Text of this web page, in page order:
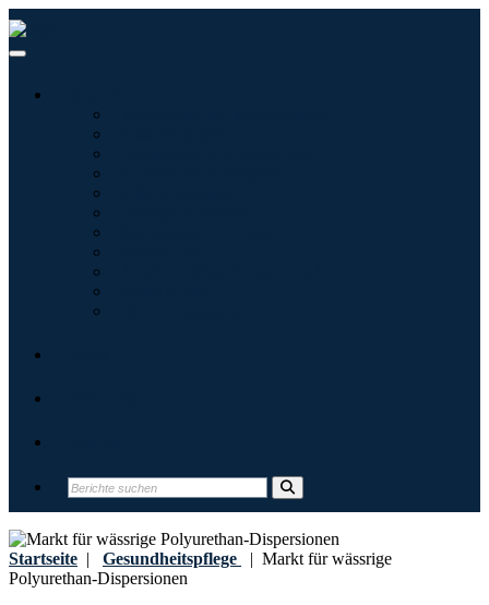
Startseite | Gesundheitspflege | Markt für wässrige
Polyurethan-Dispersionen